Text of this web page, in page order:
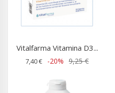
Vitalfarma Vitamina D3...
7,40 € -20% 9,25 €